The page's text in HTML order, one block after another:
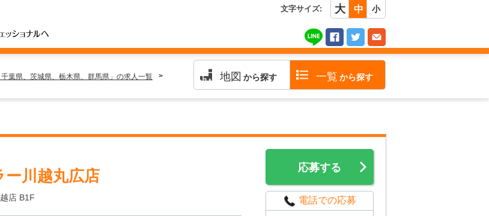
文字サイズ: 大 中 小
地図 から探す 一覧 から探す
千葉県、茨城県、栃木県、群馬県」の求人一覧
川越丸広店
店 B1F
応募する
電話での応募